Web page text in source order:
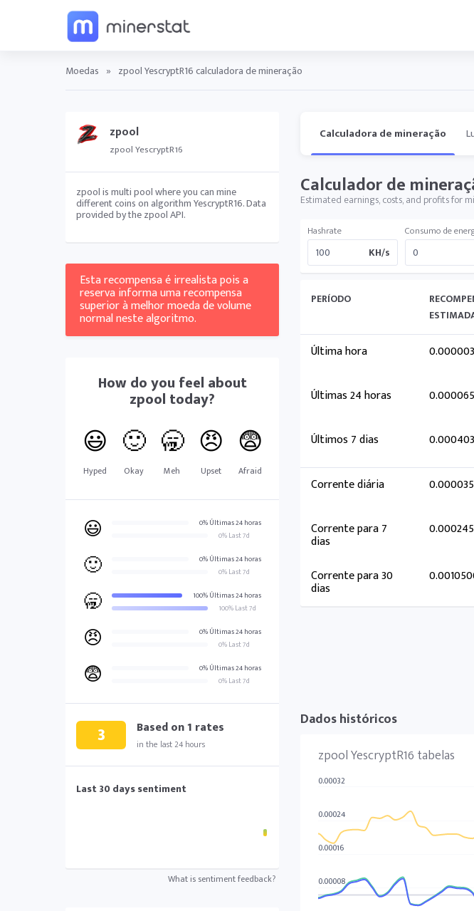
Moedas » zpool YescryptR16 calculadora de mineração
zpool
zpool YescryptR16
zpool is multi pool where you can mine
different coins on algorithm YescryptR16. Data
provided by the zpool API.
Esta recompensa é irrealista pois a
reserva informa uma recompensa
superior à melhor moeda de volume
normal neste algoritmo.
How do you feel about
zpool today?
😃
Hyped
🙂
Okay
🥱
Meh
😠
Upset
😨
Afraid
😃
0% Últimas 24 horas
0% Last 7d
🙂
0% Últimas 24 horas
0% Last 7d
🥱
100% Últimas 24 horas
100% Last 7d
😠
0% Últimas 24 horas
0% Last 7d
😨
0% Últimas 24 horas
0% Last 7d
3 Based on1 rates
in the last 24 hours
Last 30 days sentiment
What is sentiment feedback?
Calculadora de mineração
Calculador de
Estimated earnings, costs, and profits for
Hashrate
KH/s
Consumo de
PERÍODO
Última hora
Últimas 24 horas
Últimos 7 dias
Corrente diária
Corrente para 7
dias
Corrente para 30
dias
Dados históricos
zpool YescryptR16 tabelas
0.00008
0.00016
0.00024
0.00032